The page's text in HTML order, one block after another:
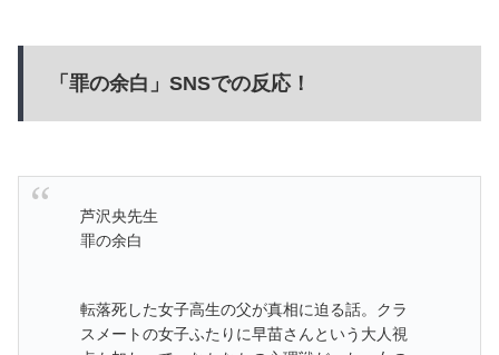
「罪の余白」SNSでの反応！
芦沢央先生
罪の余白
転落死した女子高生の父が真相に迫る話。クラ
スメートの女子ふたりに早苗さんという大人視